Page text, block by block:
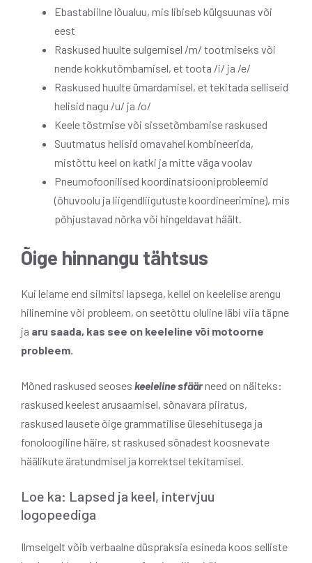
Ebastabiilne lõualuu, mis libiseb külgsuunas või
eest
Raskused huulte sulgemisel /m/ tootmiseks või
nende kokkutõmbamisel, et toota /i/ ja /e/
Raskused huulte ümardamisel, et tekitada selliseid
helisid nagu /u/ ja /o/
Keele tõstmise või sissetõmbamise raskused
Suutmatus helisid omavahel kombineerida,
mistõttu keel on katki ja mitte väga voolav
Pneumofoonilised koordinatsiooniprobleemid
(õhuvoolu ja liigendliigutuste koordineerimine), mis
põhjustavad nõrka või hingeldavat häält.
Õige hinnangu tähtsus
Kui leiame end silmitsi lapsega, kellel on keelelise arengu
hilinemine või probleem, on seetõttu oluline läbi viia täpne
ja aru saada, kas see on keeleline või motoorne
probleem.
Mõned raskused seoses keeleline sfäärneed on näiteks:
raskused keelest arusaamisel, sõnavara piiratus,
raskused lausete õige grammatilise ülesehitusega ja
fonoloogiline häire, st raskused sõnadest koosnevate
häälikute äratundmisel ja korrektsel tekitamisel.
Loe ka: Lapsed ja keel, intervjuu
logopeediga
Ilmselgelt võib verbaalne düspraksia esineda koos selliste